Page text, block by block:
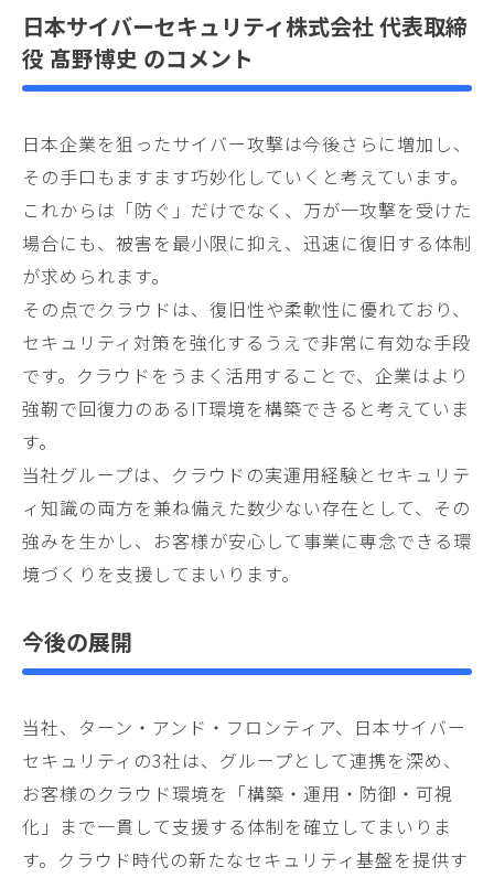
日本サイバーセキュリティ株式会社 代表取締
役 髙野博史 のコメント
日本企業を狙ったサイバー攻撃は今後さらに増加し、
その手口もますます巧妙化していくと考えています。
これからは「防ぐ」だけでなく、万が一攻撃を受けた
場合にも、被害を最小限に抑え、迅速に復旧する体制
が求められます。
その点でクラウドは、復旧性や柔軟性に優れており、
セキュリティ対策を強化するうえで非常に有効な手段
です。クラウドをうまく活用することで、企業はより
強靭で回復力のあるIT環境を構築できると考えていま
す。
当社グループは、クラウドの実運用経験とセキュリテ
ィ知識の両方を兼ね備えた数少ない存在として、その
強みを生かし、お客様が安心して事業に専念できる環
境づくりを支援してまいります。
今後の展開
当社、ターン・アンド・フロンティア、日本サイバー
セキュリティの3社は、グループとして連携を深め、
お客様のクラウド環境を「構築・運用・防御・可視
化」まで一貫して支援する体制を確立してまいりま
す。クラウド時代の新たなセキュリティ基盤を提供す